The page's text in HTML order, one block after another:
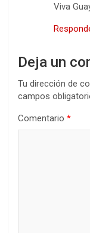
Viva
Deja un
Tu dirección de
campos
Comentario *